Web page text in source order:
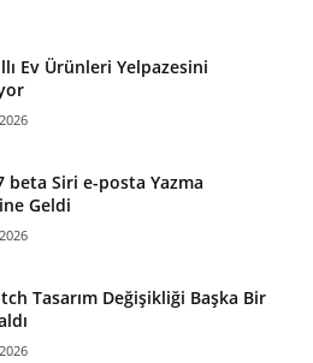
Ev Ürünleri Yelpazesini
beta Siri e-posta Yazma
Geldi
Tasarım Değişikliği Başka Bir